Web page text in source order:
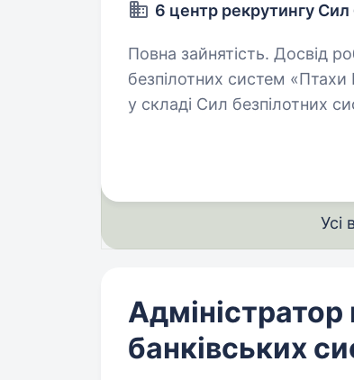
6 центр рекрутингу Сил
Повна зайнятість. Досвід роботи від 1
безпілотних систем
у складі Сил безпілотних
Усі
банківських